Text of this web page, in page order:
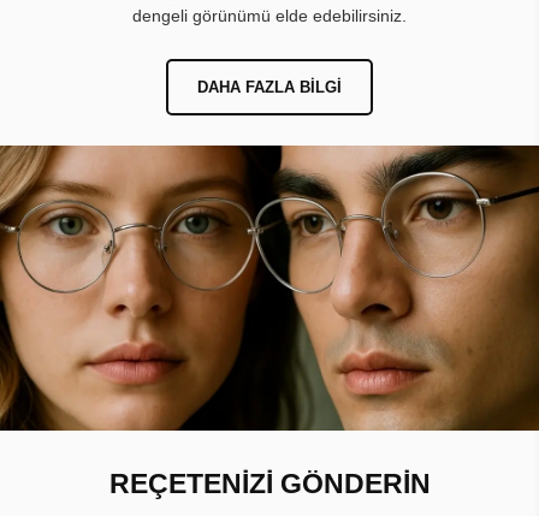
dengeli görünümü elde edebilirsiniz.
DAHA FAZLA BILGI
REÇETENİZİ GÖNDERİN